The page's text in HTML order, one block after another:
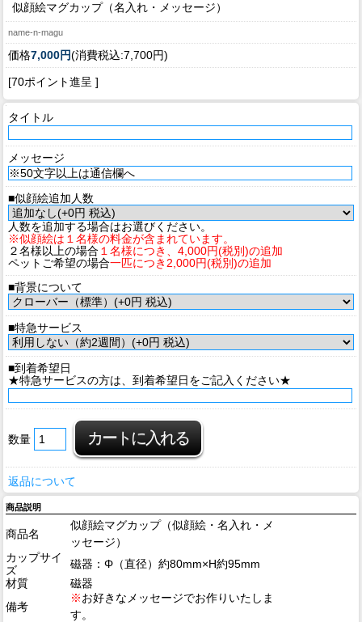
似顔絵マグカップ（名入れ・メッセージ）
name-n-magu
価格7,000円(消費税込:7,700円)
[70ポイント進呈 ]
タイトル
メッセージ
■似顔絵追加人数
人数を追加する場合はお選びください。
※似顔絵は１名様の料金が含まれています。
２名様以上の場合 １名様につき、4,000円(税別)の追加
ペットご希望の場合一匹につき2,000円(税別)の追加
■背景について
■特急サービス
■到着希望日
★特急サービスの方は、到着希望日をご記入ください★
数量
返品について
商品説明
商品名
似顔絵マグカップ（似顔絵・名入れ・メ
ッセージ）
カップサイ
ズ
磁器：Φ（直径）約80mm×H約95mm
材質
磁器
備考
※お好きなメッセージでお作りいたしま
す。